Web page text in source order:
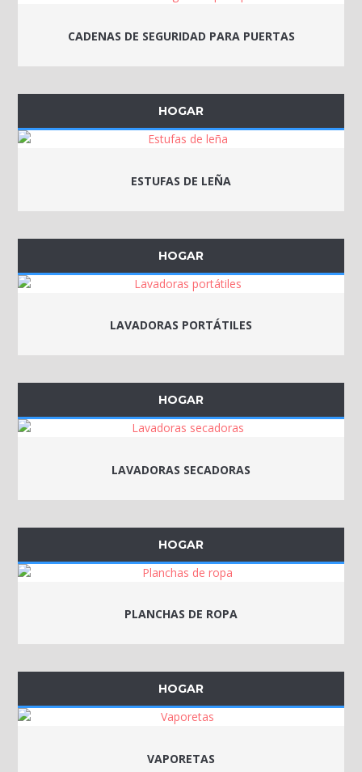
CADENAS DE SEGURIDAD PARA PUERTAS
HOGAR
ESTUFAS DE LEÑA
HOGAR
LAVADORAS PORTÁTILES
HOGAR
LAVADORAS SECADORAS
HOGAR
PLANCHAS DE ROPA
HOGAR
VAPORETAS